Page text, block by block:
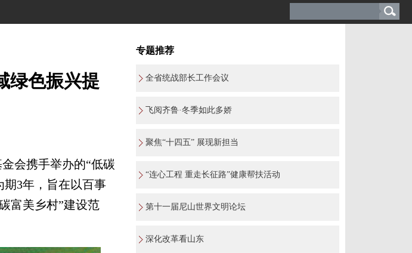
绿色振兴提
会携手举办的“低碳
期3年，旨在以百事
富美乡村”建设范
专题推荐
全省统战部长工作会议
飞阅齐鲁·冬季如此多娇
聚焦“十四五” 展现新担当
“连心工程 重走长征路”健康帮扶活动
第十一届尼山世界文明论坛
深化改革看山东